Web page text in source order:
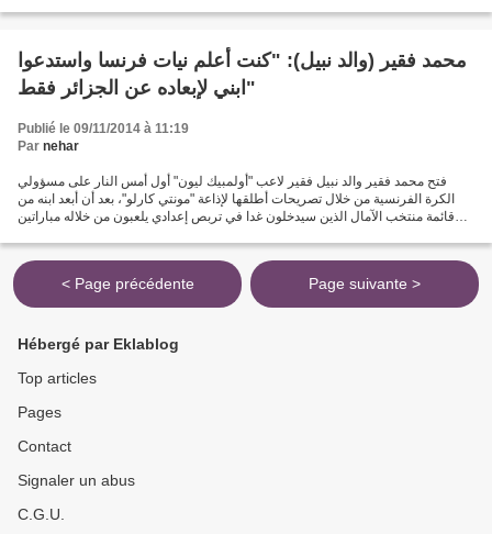
محمد فقير (والد نبيل): "كنت أعلم نيات فرنسا واستدعوا
ابني لإبعاده عن الجزائر فقط"
Publié le 09/11/2014 à 11:19
Par nehar
فتح محمد فقير والد نبيل فقير لاعب "أولمبيك ليون" أول أمس النار على مسؤولي
الكرة الفرنسية من خلال تصريحات أطلقها لإذاعة "مونتي كارلو"، بعد أن أبعد ابنه من
قائمة منتخب الآمال الذين سيدخلون غدا في تربص إعدادي يلعبون من خلاله مباراتين
< Page précédente Page suivante >
Hébergé par Eklablog
Top articles
Pages
Contact
Signaler un abus
C.G.U.